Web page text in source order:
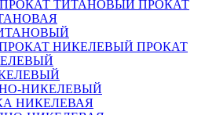
ТИТАНОВЫЙ ПРОКАТ
НИКЕЛЕВЫЙ ПРОКАТ
НИКЕЛЕВЫЙ
НИКЕЛЕВАЯ